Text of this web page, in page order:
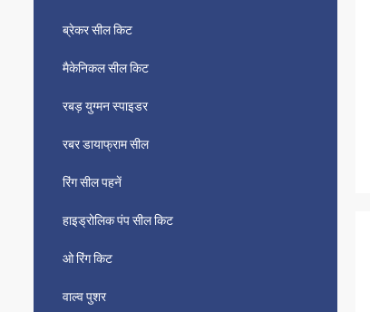
ब्रेकर सील किट
मैकेनिकल सील किट
रबड़ युग्मन स्पाइडर
रबर डायाफ्राम सील
रिंग सील पहनें
हाइड्रोलिक पंप सील किट
ओ रिंग किट
वाल्व पुशर